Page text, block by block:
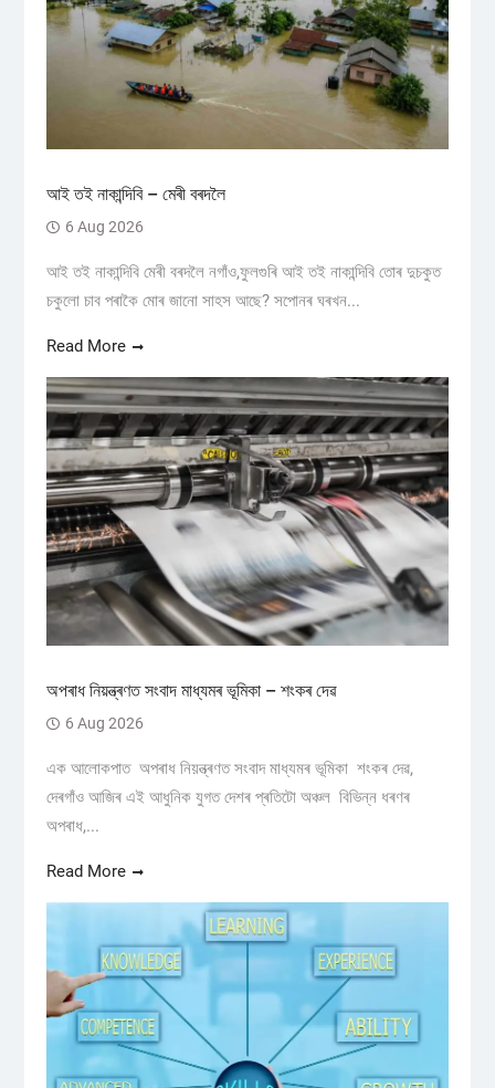
আই তই নাকান্দিবি – মেৰী বৰদলৈ
6 Aug 2026
আই তই নাকান্দিবি মেৰী বৰদলৈ নগাঁও,ফুলগুৰি আই তই নাকান্দিবি তোৰ দুচকুত
চকুলো চাব পৰাকৈ মোৰ জানো সাহস আছে? সপোনৰ ঘৰখন...
Read More
অপৰাধ নিয়ন্ত্ৰণত সংবাদ মাধ্যমৰ ভূমিকা – শংকৰ দেৱ
6 Aug 2026
এক আলোকপাত অপৰাধ নিয়ন্ত্ৰণত সংবাদ মাধ্যমৰ ভূমিকা শংকৰ দেৱ,
দেৰগাঁও আজিৰ এই আধুনিক যুগত দেশৰ প্ৰতিটো অঞ্চল বিভিন্ন ধৰণৰ
অপৰাধ,...
Read More